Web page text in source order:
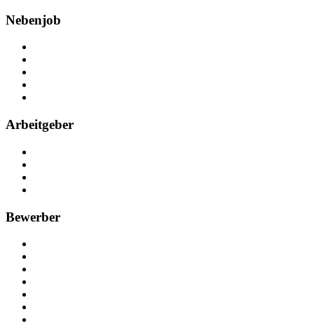
Nebenjob
Arbeitgeber
Bewerber